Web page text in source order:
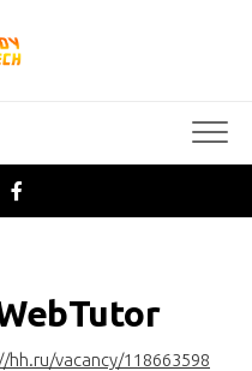
vacancy/118663598